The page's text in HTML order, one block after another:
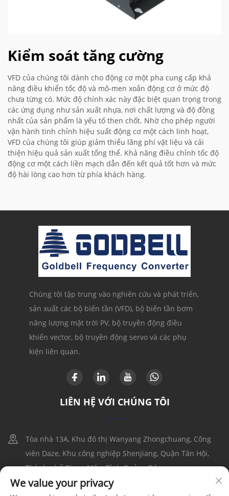
Kiểm soát tăng cường
VFD của chúng tôi dành cho động cơ một pha cung cấp khả
năng điều khiển tốc độ và mô-men xoắn động cơ ở mức độ
chưa từng có. Mức độ chính xác này đặc biệt quan trọng trong
các ứng dụng như sản xuất nhựa, nơi chất lượng và độ đồng
nhất của sản phẩm là yếu tố then chốt. Nhờ cho phép người
vận hành tinh chỉnh hiệu suất động cơ một cách linh hoạt,
VFD của chúng tôi giúp giảm thiểu lãng phí vật liệu và cải
thiện hiệu quả sản xuất tổng thể. Khả năng điều chỉnh tốc độ
động cơ một cách liền mạch dẫn đến kết quả tốt hơn và mức
độ hài lòng cao hơn từ phía khách hàng.
Chúng tôi tập trung vào nghiên cứu và phát triển,
sản xuất các bộ biến tần (VFD), bộ biến tần bơm
năng lượng mặt trời PV, bộ truyền động điều
khiển vector, bộ truyền động servo và các phụ
kiện liên quan.
LIÊN HỆ VỚI CHÚNG TÔI
Tòa nhà 13A, Khu đô thị Wanyang Zhongchuang, Công
viên Daze, Khu công nghiệp Shenjiang, Quận Tân Hội,
Thành phố Giang Môn, Tỉnh Quảng Đông
+86-17316086390
We value your privacy